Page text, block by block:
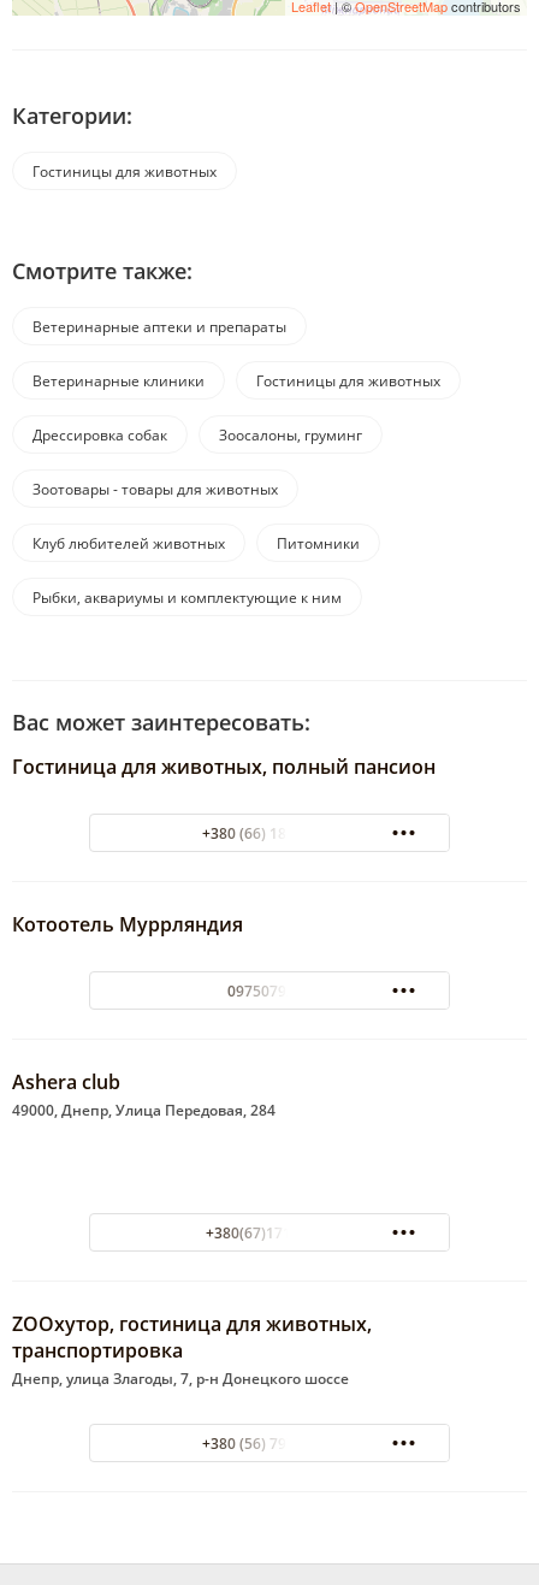
Leaflet| ©OpenStreetMapcontributors
Категории:
Гостиницы для животных
Смотрите также:
Ветеринарные аптеки и препараты
Ветеринарные клиники Гостиницы для животных
Дрессировка собак Зоосалоны, груминг
Зоотовары - товары для животных
Клуб любителей животных Питомники
Рыбки, аквариумы и комплектующие к ним
Вас может заинтересовать:
Гостиница для животных, полный пансион
+380 (66) 181-04-01
Котоотель Муррляндия
0975079299
Ashera club
49000, Днепр, Улица Передовая, 284
+380(67)171-18-88
ZOOхутор, гостиница для животных,
транспортировка
Днепр, улица Злагоды, 7, р-н Донецкого шоссе
+380 (56) 797-30-79